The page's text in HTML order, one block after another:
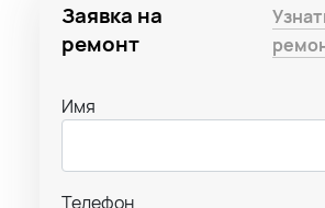
Заявка на
ремонт
Имя
Телефон